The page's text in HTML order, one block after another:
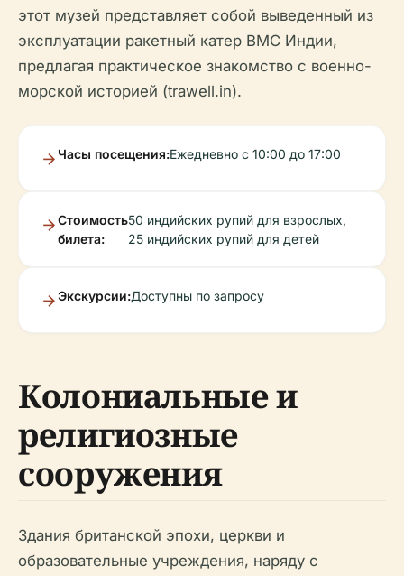
этот музей представляет собой выведенный из
эксплуатации ракетный катер ВМС Индии,
предлагая практическое знакомство с военно-
морской историей (trawell.in).
Часы посещения:Ежедневно с 10:00 до 17:00
Стоимость
билета:
50 индийских рупий для взрослых,
25 индийских рупий для детей
Экскурсии:Доступны по запросу
Колониальные и
религиозные
сооружения
Здания британской эпохи, церкви и
образовательные учреждения, наряду с